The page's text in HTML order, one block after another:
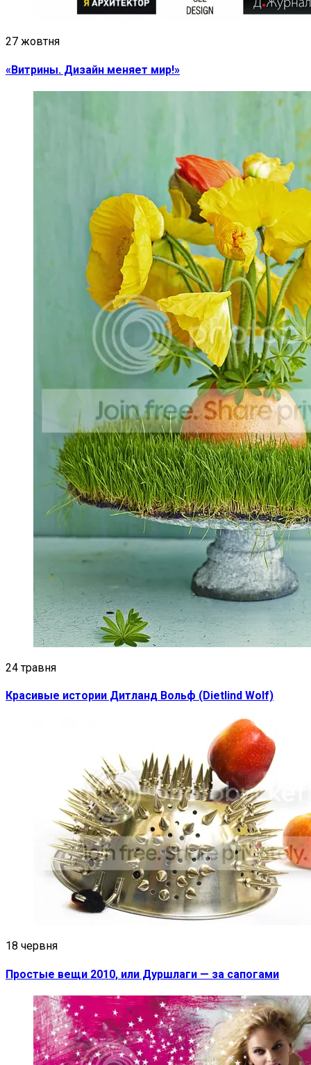
27 жовтня
«Витрины. Дизайн меняет мир!»
24 травня
Красивые истории Дитланд Вольф (Dietlind Wolf)
18 червня
Простые вещи 2010, или Дуршлаги — за сапогами